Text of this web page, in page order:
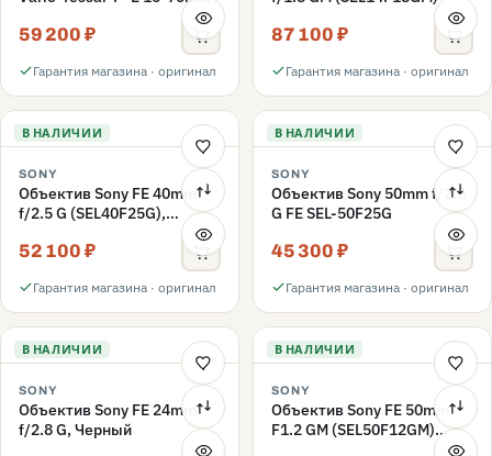
f/4 ZA OSS (SEL-1670Z),
черный
59 200 ₽
Гарантия магазина · оригинал
87 100 ₽
Гарантия магазина · оригинал
В НАЛИЧИИ
SONY
Объектив Sony FE 40mm
f/2.5 G (SEL40F25G),
52 100 ₽
Гарантия магазина · оригинал
В НАЛИЧИИ
SONY
Объектив Sony 50mm f/2.5
G FE SEL-50F25G
45 300 ₽
Гарантия магазина · оригинал
В НАЛИЧИИ
SONY
Объектив Sony FE 24mm
f/2.8 G, Черный
В НАЛИЧИИ
SONY
Объектив Sony FE 50mm
F1.2 GM (SEL50F12GM)